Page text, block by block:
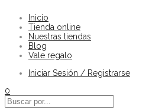
Inicio
Tienda online
Nuestras tiendas
Blog
Vale regalo
Iniciar Sesión / Registrarse
0